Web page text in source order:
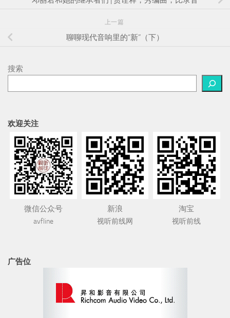
上一篇
聊聊现代音响里的“新”（下）
搜索
欢迎关注
微信公众号
avfline
新浪
视听前线网
淘宝
视听前线
广告位